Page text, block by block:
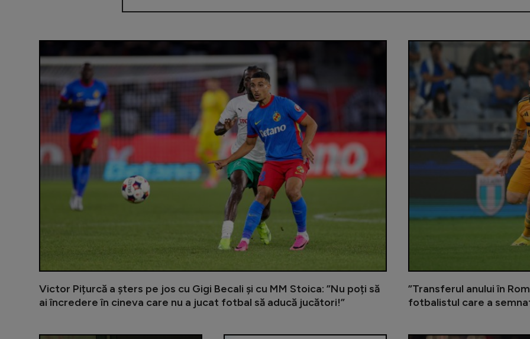
Victor Pițurcă a șters pe jos cu Gigi Becali și cu MM Stoica: ”Nu poți să
ai încredere în cineva care nu a jucat fotbal să aducă jucători!”
”Transferul anului în
fotbalistul care a